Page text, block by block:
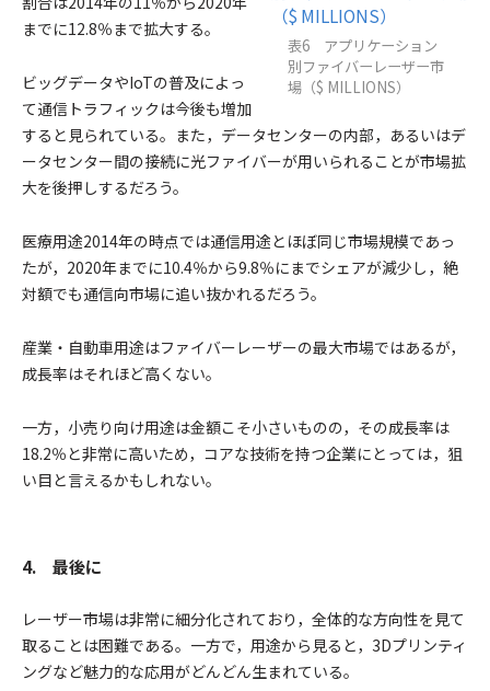
表6 アプリケーション
別ファイバーレーザー市
場（$ MILLIONS）
までに12.8％まで拡大する。
ビッグデータやIoTの普及によっ
て通信トラフィックは今後も増加
すると見られている。また，データセンターの内部，あるいはデ
ータセンター間の接続に光ファイバーが用いられることが市場拡
大を後押しするだろう。
医療用途2014年の時点では通信用途とほぼ同じ市場規模であっ
たが，2020年までに10.4％から9.8％にまでシェアが減少し，絶
対額でも通信向市場に追い抜かれるだろう。
産業・自動車用途はファイバーレーザーの最大市場ではあるが，
成長率はそれほど高くない。
一方，小売り向け用途は金額こそ小さいものの，その成長率は
18.2％と非常に高いため，コアな技術を持つ企業にとっては，狙
い目と言えるかもしれない。
4. 最後に
レーザー市場は非常に細分化されており，全体的な方向性を見て
取ることは困難である。一方で，用途から見ると，3Dプリンティ
ングなど魅力的な応用がどんどん生まれている。